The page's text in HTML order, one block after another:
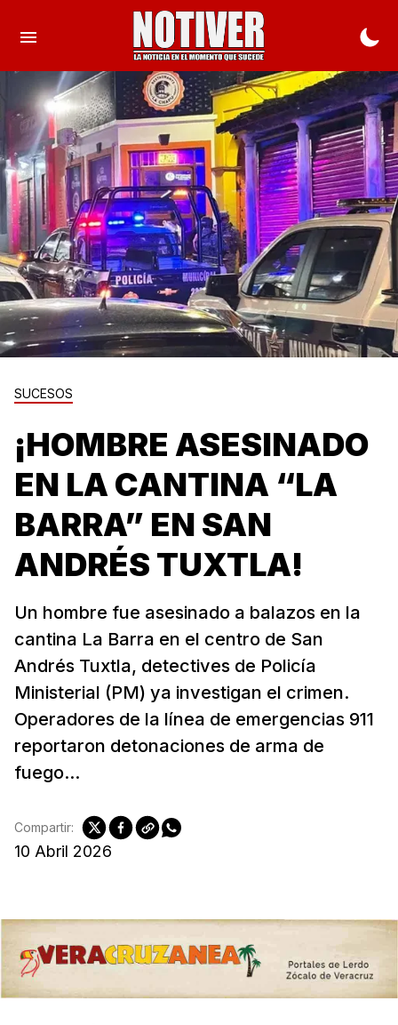
SUCESOS
¡HOMBRE ASESINADO
EN LA CANTINA “LA
BARRA” EN SAN
ANDRÉS TUXTLA!
Un hombre fue asesinado a balazos en la
cantina La Barra en el centro de San
Andrés Tuxtla, detectives de Policía
Ministerial (PM) ya investigan el crimen.
Operadores de la línea de emergencias 911
reportaron detonaciones de arma de
fuego...
10 Abril 2026
Compartir: